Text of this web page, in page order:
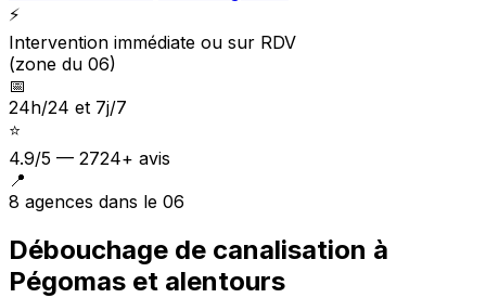
⚡
Intervention immédiate ou sur RDV
(zone du 06)
📅
24h/24 et 7j/7
⭐
4.9/5 — 2724+ avis
📍
8 agences dans le 06
Débouchage de canalisation à
Pégomas et alentours